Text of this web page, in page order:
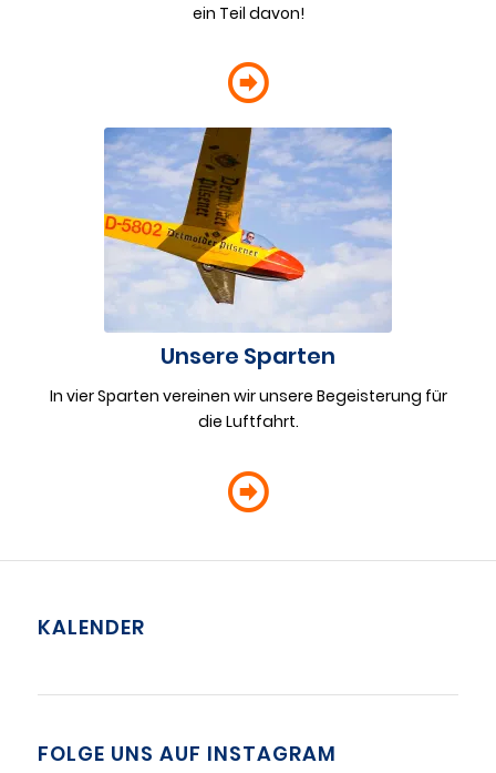
ein Teil davon!
Unsere Sparten
In vier Sparten vereinen wir unsere Begeisterung für
die Luftfahrt.
KALENDER
FOLGE UNS AUF INSTAGRAM